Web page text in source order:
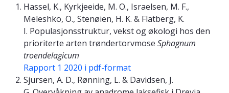
Hassel, K., Kyrkjeeide, M. O., Israelsen, M. F.,
Meleshko, O., Stenøien, H. K. & Flatberg, K.
I. Populasjonsstruktur, vekst og økologi hos den
prioriterte arten trøndertorvmose Sphagnum
troendelagicum
Rapport 1 2020 i pdf-format
Sjursen, A. D., Rønning, L. & Davidsen, J.